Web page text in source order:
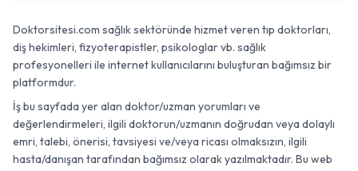
Doktorsitesi.com sağlık sektöründe hizmet veren tıp doktorları,
diş hekimleri, fizyoterapistler, psikologlar vb. sağlık
profesyonelleri ile internet kullanıcılarını buluşturan bağımsız bir
platformdur.
İş bu sayfada yer alan doktor/uzman yorumları ve
değerlendirmeleri, ilgili doktorun/uzmanın doğrudan veya dolaylı
emri, talebi, önerisi, tavsiyesi ve/veya ricası olmaksızın, ilgili
hasta/danışan tarafından bağımsız olarak yazılmaktadır. Bu web